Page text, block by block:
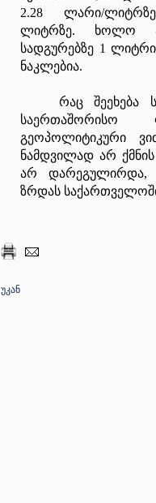
2.28
ლარი/
ლიტრზე.
ხოლო
სადგურებზე 1
ნაკლებია.
რაც შეეხება
საერთაშორისო
გეოპოლიტიკური
ნამდვილად არ
არ დარეგულირდა,
ზრდას
უკან